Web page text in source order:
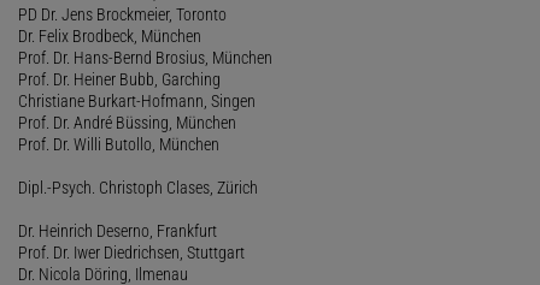
PD Dr. Jens Brockmeier, Toronto
Dr. Felix Brodbeck, München
Prof. Dr. Hans-Bernd Brosius, München
Prof. Dr. Heiner Bubb, Garching
Christiane Burkart-Hofmann, Singen
Prof. Dr. André Büssing, München
Prof. Dr. Willi Butollo, München
Dipl.-Psych. Christoph Clases, Zürich
Dr. Heinrich Deserno, Frankfurt
Prof. Dr. Iwer Diedrichsen, Stuttgart
Dr. Nicola Döring, Ilmenau